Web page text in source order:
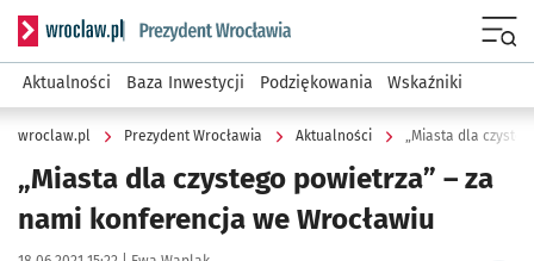
Serwis informacyjny wroclaw.pl podserwis: Prezydent
Aktualności Baza Inwestycji Podziękowania Wskaźniki
wroclaw.pl Prezydent Wrocławia Aktualności „Miasta dla
„Miasta dla czystego powietrza” – za
nami konferencja we Wrocławiu